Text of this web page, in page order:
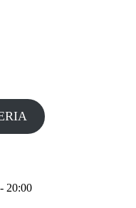
20:00